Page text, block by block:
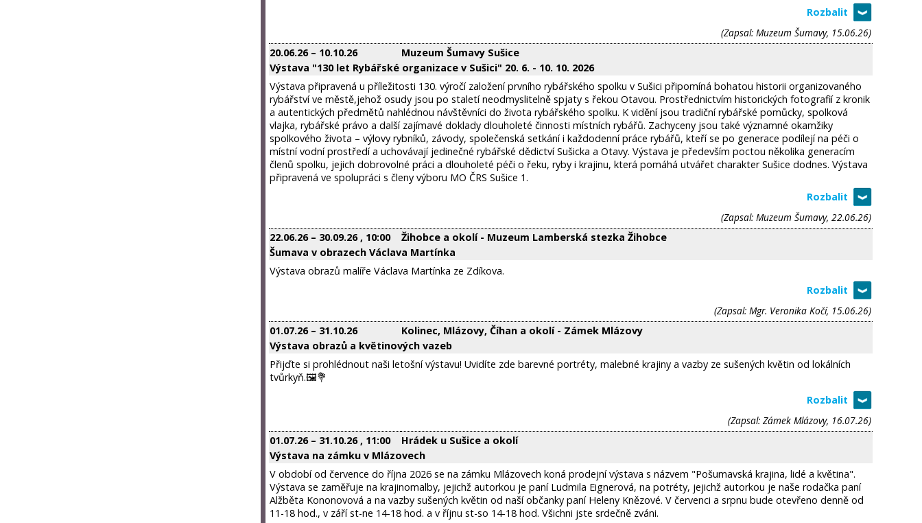
(Zapsal: Muzeum Šumavy, 15.06.26)
20.06.26– 10.10.26
Muzeum Šumavy Sušice
Výstava "130 let Rybářské organizace v Sušici" 20. 6. - 10. 10. 2026
Výstava připravená u příležitosti 130. výročí založení prvního rybářského spolku v Sušici připomíná bohatou historii organizovaného
rybářství ve městě,jehož osudy jsou po staletí neodmyslitelně spjaty s řekou Otavou. Prostřednictvím historických fotografií z kronik
a autentických předmětů nahlédnou návštěvníci do života rybářského spolku. K vidění jsou tradiční rybářské pomůcky, spolková
vlajka, rybářské právo a další zajímavé doklady dlouholeté činnosti místních rybářů. Zachyceny jsou také významné okamžiky
spolkového života – výlovy rybníků, závody, společenská setkání i každodenní práce rybářů, kteří se po generace podílejí na péči o
místní vodní prostředí a uchovávají jedinečné rybářské dědictví Sušicka a Otavy. Výstava je především poctou několika generacím
členů spolku, jejich dobrovolné práci a dlouholeté péči o řeku, ryby i krajinu, která pomáhá utvářet charakter Sušice dodnes. Výstava
připravená ve spolupráci s členy výboru MO ČRS Sušice 1.
(Zapsal: Muzeum Šumavy, 22.06.26)
22.06.26– 30.09.26, 10:00
Žihobce a okolí - Muzeum Lamberská stezka Žihobce
Šumava v obrazech Václava Martínka
Výstava obrazů malíře Václava Martínka ze Zdíkova.
(Zapsal: Mgr. Veronika Kočí, 15.06.26)
01.07.26– 31.10.26
Kolinec, Mlázovy, Číhan a okolí - Zámek Mlázovy
Výstava obrazů a květinových vazeb
Přijďte si prohlédnout naši letošní výstavu! Uvidíte zde barevné portréty, malebné krajiny a vazby ze sušených květin od lokálních
tvůrkyň.🖼️💐
(Zapsal: Zámek Mlázovy, 16.07.26)
01.07.26– 31.10.26, 11:00
Hrádek u Sušice a okolí
Výstava na zámku v Mlázovech
V období od července do října 2026 se na zámku Mlázovech koná prodejní výstava s názvem "Pošumavská krajina, lidé a květina".
Výstava se zaměřuje na krajinomalby, jejichž autorkou je paní Ludmila Eignerová, na potréty, jejichž autorkou je naše rodačka paní
Alžběta Kononovová a na vazby sušených květin od naší občanky paní Heleny Knězové. V červenci a srpnu bude otevřeno denně od
11-18 hod., v září st-ne 14-18 hod. a v říjnu st-so 14-18 hod. Všichni jste srdečně zváni.